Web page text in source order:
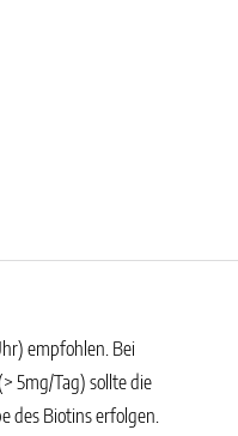
empfohlen. Bei
5mg/Tag) sollte die
des Biotins erfolgen.